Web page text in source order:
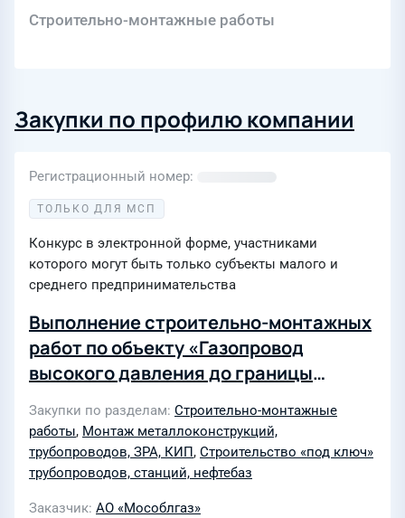
Строительно-монтажные работы
Закупки по профилю компании
Регистрационный номер
ТОЛЬКО ДЛЯ МСП
Конкурс в электронной форме, участниками
которого могут быть только субъекты малого и
среднего предпринимательства
Выполнение строительно-монтажных
работ по объекту «Газопровод
высокого давления до границы
Московская область, д. Шелепино,
Дмитровский городской округ» в
целях выполнения мероприятий по
подключению (технологическому
Закупки по разделам Строительно-монтажные
работы, Монтаж металлоконструкций,
трубопроводов, ЗРА, КИП, Строительство «под ключ»
трубопроводов, станций, нефтебаз
Заказчик АО «Мособлгаз»